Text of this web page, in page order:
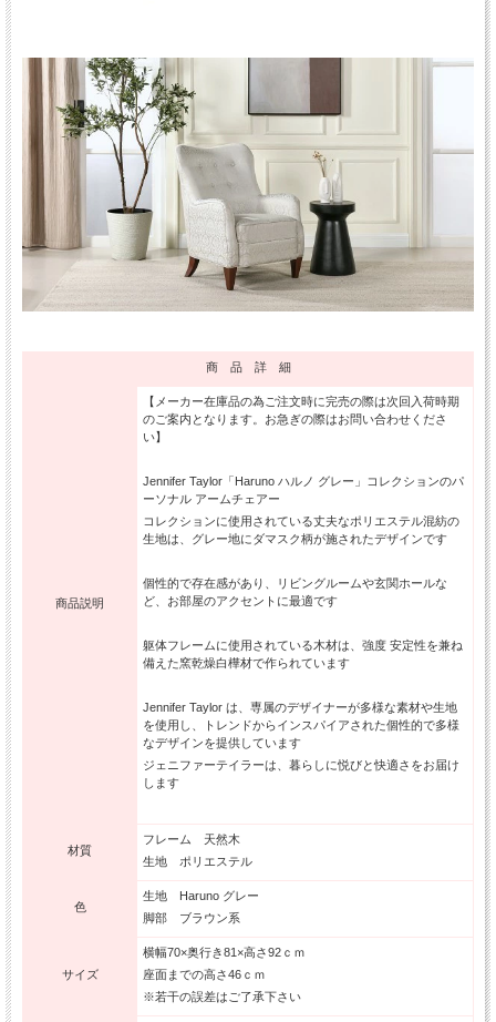
商 品 詳 細
商品説明
【メーカー在庫品の為ご注文時に完売の際は次回入荷時期
のご案内となります。お急ぎの際はお問い合わせくださ
い】
Jennifer Taylor「Haruno ハルノ グレー」コレクションのパ
ーソナル アームチェアー
コレクションに使用されている丈夫なポリエステル混紡の
生地は、グレー地にダマスク柄が施されたデザインです
個性的で存在感があり、リビングルームや玄関ホールな
ど、お部屋のアクセントに最適です
躯体フレームに使用されている木材は、強度 安定性を兼ね
備えた窯乾燥白樺材で作られています
Jennifer Taylor は、専属のデザイナーが多様な素材や生地
を使用し、トレンドからインスパイアされた個性的で多様
なデザインを提供しています
ジェニファーテイラーは、暮らしに悦びと快適さをお届け
します
材質
フレーム 天然木
生地 ポリエステル
色
生地 Haruno グレー
脚部 ブラウン系
サイズ
横幅70×奥行き81×高さ92ｃｍ
座面までの高さ46ｃｍ
※若干の誤差はご了承下さい